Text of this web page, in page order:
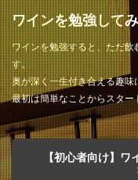
ワインを勉強して
ワインを勉強すると、ただ飲
す。
奥が深く一生付き合える趣
最初は簡単なことからスター
【初心者向け】